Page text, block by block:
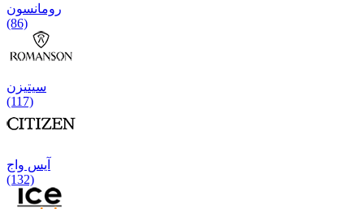
رومانسون
(86)
سیتیزن
(117)
آیس واج
(132)